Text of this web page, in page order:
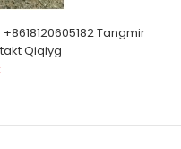
Tangmir
Qiqiyg